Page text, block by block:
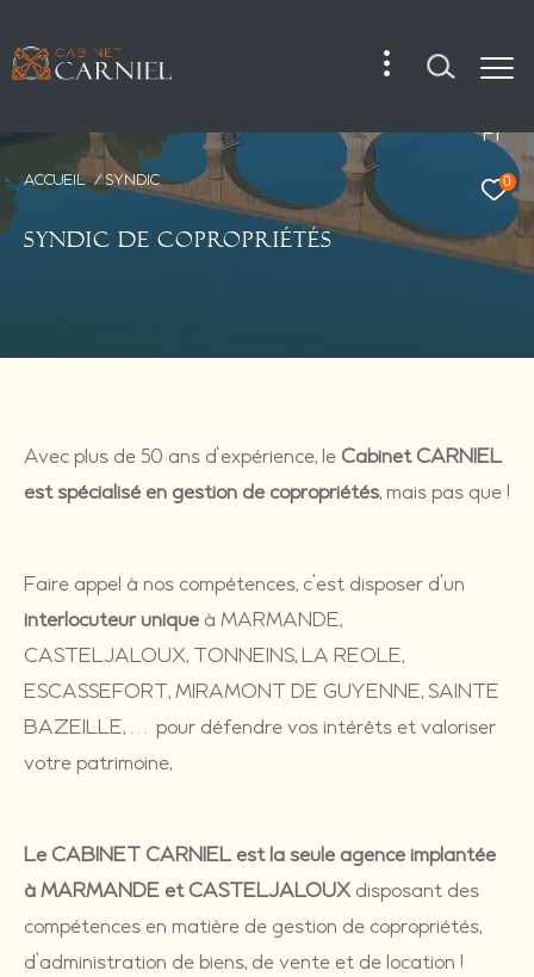
Fr
0
ACCUEIL SYNDIC
SYNDIC DE COPROPRIÉTÉS
Avec plus de 50 ans d'expérience, le Cabinet CARNIEL
est spécialisé en gestion de copropriétés, mais pas que !
Faire appel à nos compétences, c’est disposer d’un
interlocuteur unique à MARMANDE,
CASTELJALOUX, TONNEINS, LA REOLE,
ESCASSEFORT, MIRAMONT DE GUYENNE, SAINTE
BAZEILLE, … pour défendre vos intérêts et valoriser
votre patrimoine,
Le CABINET CARNIEL est la seule agence implantée
à MARMANDE et CASTELJALOUXdisposant des
compétences en matière de gestion de copropriétés,
d’administration de biens, de vente et de location !